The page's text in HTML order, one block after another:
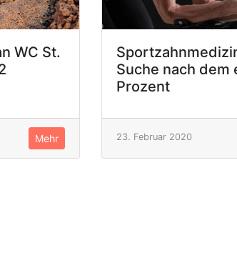
WC St.
Mehr
Suche nach dem
Prozent
23. Februar 2020